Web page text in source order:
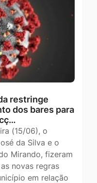
restringe
dos bares para
(15/06), o
da Silva e o
Mirando, fizeram
novas regras
em relação